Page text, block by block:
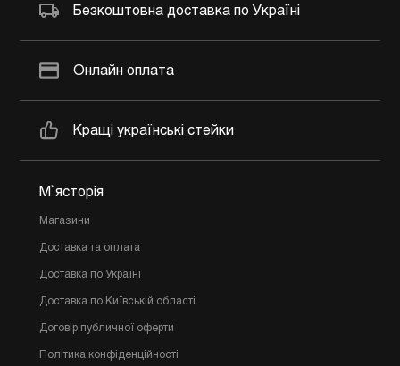
Безкоштовна доставка по Україні
Онлайн оплата
Кращі українські стейки
М`ясторія
Магазини
Доставка та оплата
Доставка по Україні
Доставка по Київській області
Договір публичної оферти
Політика конфіденційності